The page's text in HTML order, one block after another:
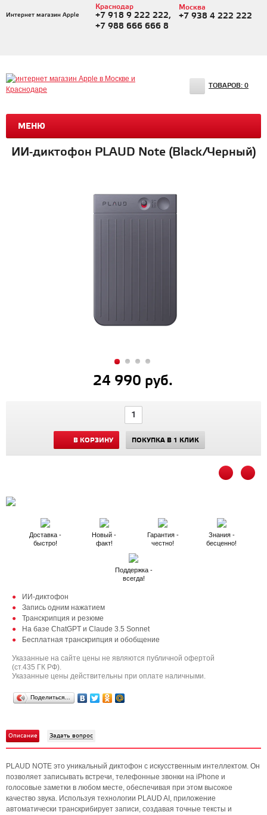
Интернет магазин Apple
Краснодар
+7 918 9 222 222,
+7 988 666 666 8
Москва
+7 938 4 222 222
МЕНЮ
ТОВАРОВ: 0
ИИ-диктофон PLAUD Note (Black/Черный)
24 990 руб.
В КОРЗИНУ ПОКУПКА В 1 КЛИК
Доставка -
быстро!
Новый -
факт!
Гарантия -
честно!
Знания -
бесценно!
Поддержка -
всегда!
ИИ-диктофон
Запись одним нажатием
Транскрипция и резюме
На базе ChatGPT и Claude 3.5 Sonnet
Бесплатная транскрипция и обобщение
Указанные на сайте цены не являются публичной офертой
(ст.435 ГК РФ).
Указанные цены действительны при оплате наличными.
Поделиться…
Описание Задать вопрос
PLAUD NOTE это уникальный диктофон с искусственным интеллектом. Он
позволяет записывать встречи, телефонные звонки на iPhone и
голосовые заметки в любом месте, обеспечивая при этом высокое
качество звука. Используя технологии PLAUD AI, приложение
автоматически транскрибирует записи, создавая точные тексты и